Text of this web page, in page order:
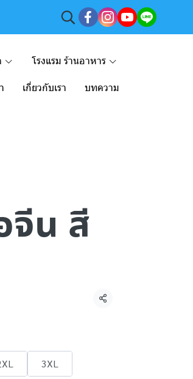
โรงแรม ร้านอาหาร
เกี่ยวกับเรา บทความ
จีน สี
แชร์
3XL